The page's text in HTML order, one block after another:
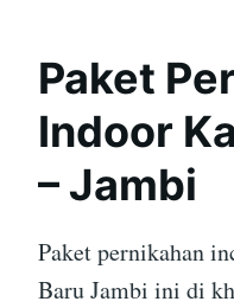
Paket
Indoor
– Jambi
Paket pernikahan
Baru Jambi ini di